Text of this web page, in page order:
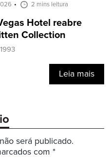
2 mins leitura
Hotel reabre
Collection
Leia mais
será publicado.
com *